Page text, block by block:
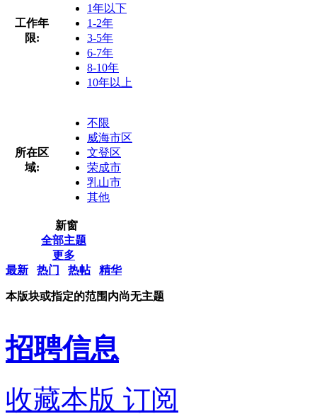
工作年
限:
1年以下
1-2年
3-5年
6-7年
8-10年
10年以上
所在区
域:
不限
威海市区
文登区
荣成市
乳山市
其他
新窗
全部主题
更多
最新
热门 热帖 精华
本版块或指定的范围内尚无主题
招聘信息
收藏本版 订阅